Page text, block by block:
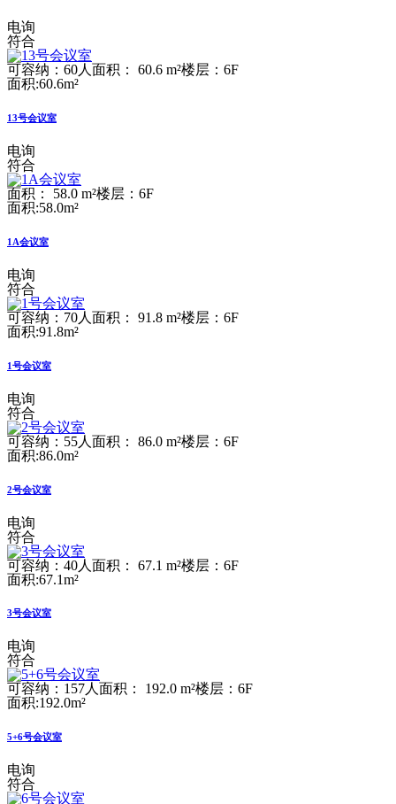
电询
符合
可容纳：60人 面积： 60.6 m²楼层：6F
面积:60.6m²
13号会议室
电询
符合
面积： 58.0 m²楼层：6F
面积:58.0m²
1A会议室
电询
符合
可容纳：70人 面积： 91.8 m²楼层：6F
面积:91.8m²
1号会议室
电询
符合
可容纳：55人 面积： 86.0 m²楼层：6F
面积:86.0m²
2号会议室
电询
符合
可容纳：40人 面积： 67.1 m²楼层：6F
面积:67.1m²
3号会议室
电询
符合
可容纳：157人面积： 192.0 m²楼层：6F
面积:192.0m²
5+6号会议室
电询
符合